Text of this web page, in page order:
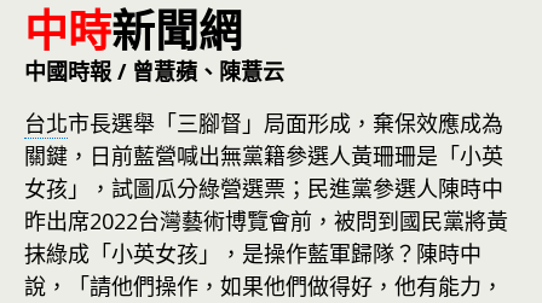
中時新聞網
中國時報 / 曾薏蘋、陳薏云
台北市長選舉「三腳督」局面形成，棄保效應成為
關鍵，日前藍營喊出無黨籍參選人黃珊珊是「小英
女孩」，試圖瓜分綠營選票；民進黨參選人陳時中
昨出席2022台灣藝術博覽會前，被問到國民黨將黃
抹綠成「小英女孩」，是操作藍軍歸隊？陳時中
說，「請他們操作，如果他們做得好，他有能力，